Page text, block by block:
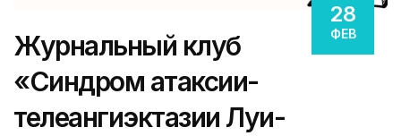
28
ФЕВ
Журнальный клуб
«Синдром атаксии-
телеангиэктазии Луи-